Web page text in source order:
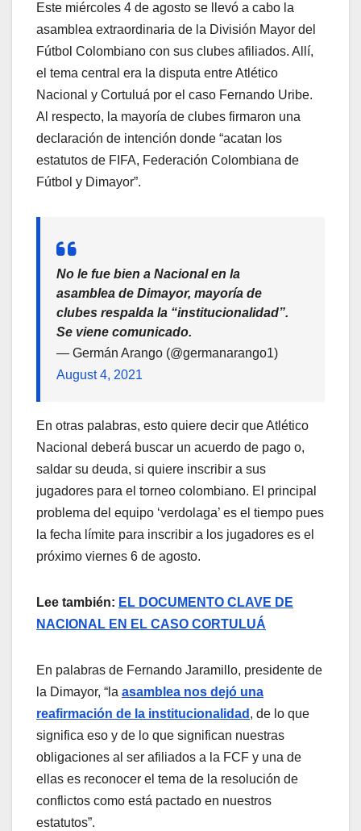
Este miércoles 4 de agosto se llevó a cabo la
asamblea extraordinaria de la División Mayor del
Fútbol Colombiano con sus clubes afiliados. Allí,
el tema central era la disputa entre Atlético
Nacional y Cortuluá por el caso Fernando Uribe.
Al respecto, la mayoría de clubes firmaron una
declaración de intención donde “acatan los
estatutos de FIFA, Federación Colombiana de
Fútbol y Dimayor”.
No le fue bien a Nacional en la
asamblea de Dimayor, mayoría de
clubes respalda la “institucionalidad”.
Se viene comunicado.
— Germán Arango (@germanarango1)
August 4, 2021
En otras palabras, esto quiere decir que Atlético
Nacional deberá buscar un acuerdo de pago o,
saldar su deuda, si quiere inscribir a sus
jugadores para el torneo colombiano. El principal
problema del equipo ‘verdolaga’ es el tiempo pues
la fecha límite para inscribir a los jugadores es el
próximo viernes 6 de agosto.
Lee también: EL DOCUMENTO CLAVE DE
NACIONAL EN EL CASO CORTULUÁ
En palabras de Fernando Jaramillo, presidente de
la Dimayor, “la asamblea nos dejó una
reafirmación de la institucionalidad , de lo que
significa eso y de lo que significan nuestras
obligaciones al ser afiliados a la FCF y una de
ellas es reconocer el tema de la resolución de
conflictos como está pactado en nuestros
estatutos”.